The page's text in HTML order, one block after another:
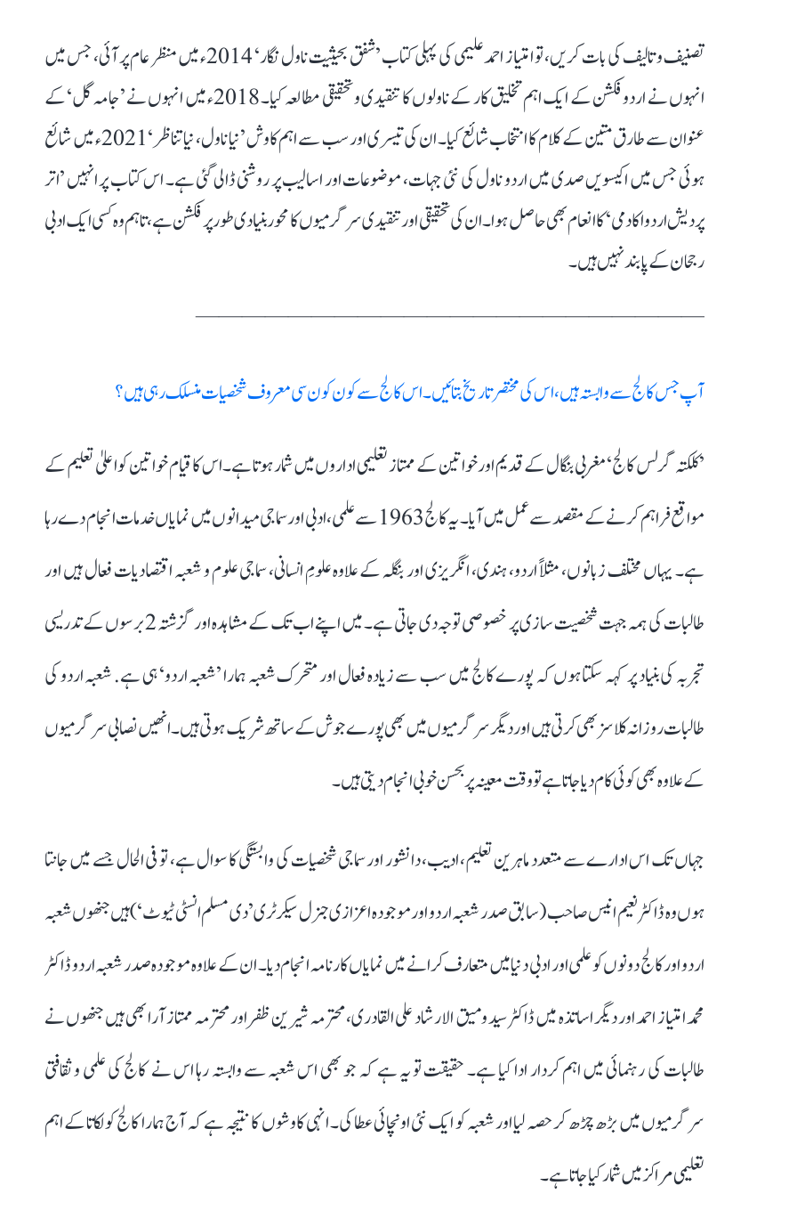
تصنیف و تالیف کی بات کریں، تو امتیاز احمد علیمی کی پہلی کتاب ’شفق بحیثیت ناول نگار‘ 2014ء میں منظر عام پر آئی، جس میں
انہوں نے اردو فکشن کے ایک اہم تخلیق کار کے ناولوں کا تنقیدی و تحقیقی مطالعہ کیا۔ 2018ء میں انہوں نے ’جامہ گل‘ کے
عنوان سے طارق متین کے کلام کا انتخاب شائع کیا۔ ان کی تیسری اور سب سے اہم کاوش ’نیا ناول، نیا تناظر‘ 2021ء میں شائع
ہوئی جس میں اکیسویں صدی میں اردو ناول کی نئی جہات، موضوعات اور اسالیب پر روشنی ڈالی گئی ہے۔ اس کتاب پر انہیں ’اتر
پردیش اردو اکادمی‘ کا انعام بھی حاصل ہوا۔ ان کی تحقیقی اور تنقیدی سرگرمیوں کا محور بنیادی طور پر فکشن ہے، تاہم وہ کسی ایک ادبی
رجحان کے پابند نہیں ہیں۔
——————————————————————
آپ جس کالج سے وابستہ ہیں، اس کی مختصر تاریخ بتائیں۔ اس کالج سے کون کون سی معروف شخصیات منسلک رہی ہیں؟
’کلکتہ گرلس کالج‘ مغربی بنگال کے قدیم اور خواتین کے ممتاز تعلیمی اداروں میں شمار ہوتا ہے۔ اس کا قیام خواتین کو اعلیٰ تعلیم کے
مواقع فراہم کرنے کے مقصد سے عمل میں آیا۔ یہ کالج 1963 سے علمی، ادبی اور سماجی میدانوں میں نمایاں خدمات انجام دے رہا
ہے۔ یہاں مختلف زبانوں، مثلاً اردو، ہندی، انگریزی اور بنگلہ کے علاوہ علومِ انسانی، سماجی علوم و شعبہ اقتصادیات فعال ہیں اور
طالبات کی ہمہ جہت شخصیت سازی پر خصوصی توجہ دی جاتی ہے۔ میں اپنے اب تک کے مشاہدہ اور گزشتہ 2 برسوں کے تدریسی
تجربہ کی بنیاد پر کہہ سکتا ہوں کہ پورے کالج میں سب سے زیادہ فعال اور متحرک شعبہ ہمارا ’شعبہ اردو‘ ہی ہے. شعبہ اردو کی
طالبات روزانہ کلاسز بھی کرتی ہیں اور دیگر سرگرمیوں میں بھی پورے جوش کے ساتھ شریک ہوتی ہیں۔ انھیں نصابی سرگرمیوں
کے علاوہ بھی کوئی کام دیا جاتا ہے تو وقت معینہ پر بحسن خوبی انجام دیتی ہیں۔
جہاں تک اس ادارے سے متعدد ماہرین تعلیم، ادیب، دانشور اور سماجی شخصیات کی وابستگی کا سوال ہے، تو فی الحال جسے میں جانتا
ہوں وہ ڈاکٹر نعیم انیس صاحب (سابق صدر شعبہ اردو اور موجودہ اعزازی جنرل سیکرٹری ’دی مسلم انسٹی ٹیوٹ‘) ہیں جنھوں شعبہ
اردو اور کالج دونوں کو علمی اور ادبی دنیا میں متعارف کرانے میں نمایاں کارنامہ انجام دیا۔ ان کے علاوہ موجودہ صدر شعبہ اردو ڈاکٹر
محمد امتیاز احمد اور دیگر اساتذہ میں ڈاکٹر سید ومیق الارشاد علی القادری، محترمہ شیرین ظفر اور محترمہ ممتاز آرا بھی ہیں جنھوں نے
طالبات کی رہنمائی میں اہم کردار ادا کیا ہے۔ حقیقت تو یہ ہے کہ جو بھی اس شعبہ سے وابستہ رہا اس نے کالج کی علمی و ثقافتی
سرگرمیوں میں بڑھ چڑھ کر حصہ لیا اور شعبہ کو ایک نئی اونچائی عطا کی۔ انہی کاوشوں کا نتیجہ ہے کہ آج ہمارا کالج کولکاتا کے اہم
تعلیمی مراکز میں شمار کیا جاتا ہے۔